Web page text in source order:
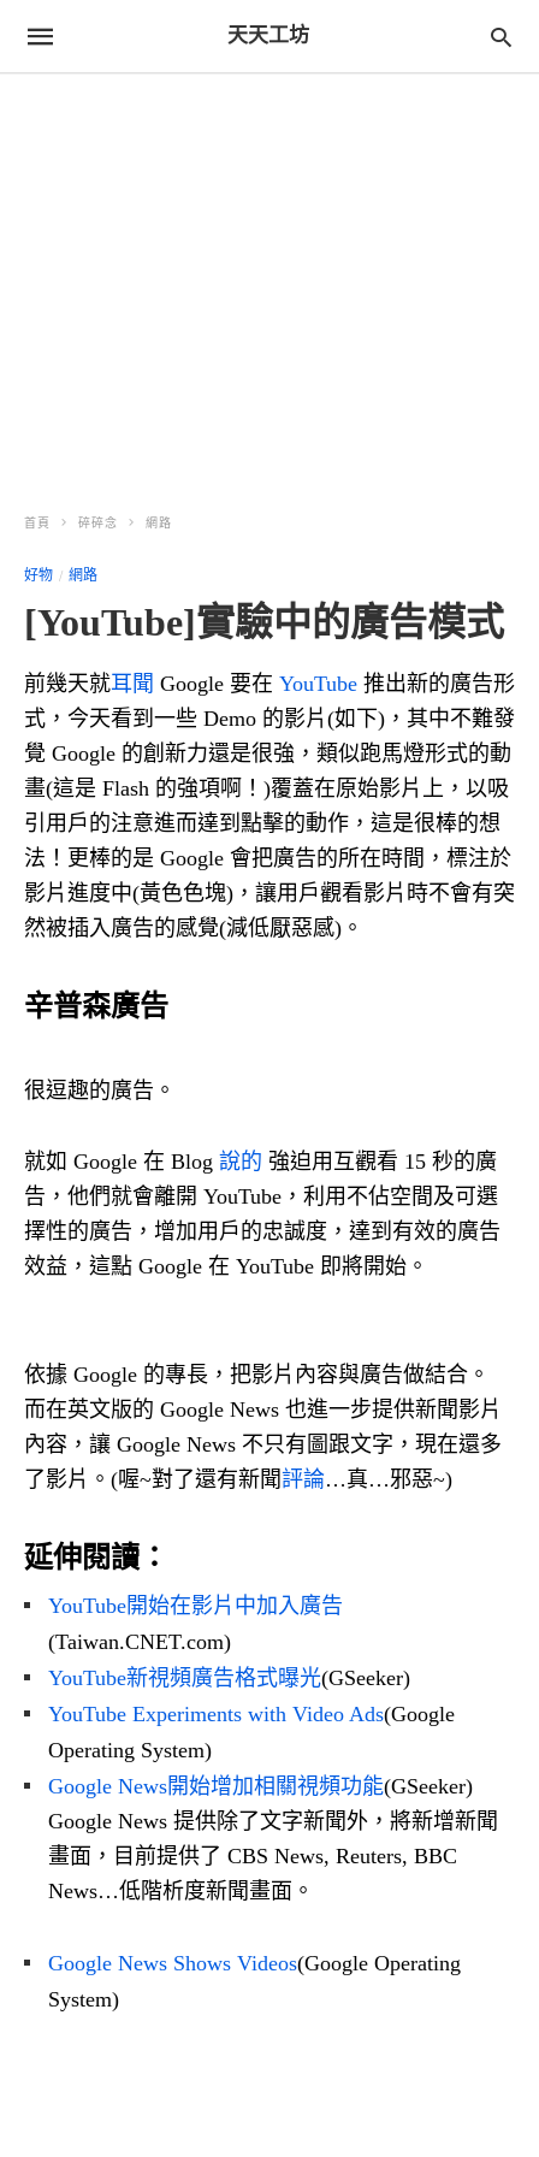
天天工坊
首頁 碎碎念 網路
好物 網路
[YouTube]實驗中的廣告模式
前幾天就耳聞 Google 要在 YouTube 推出新的廣告形
式，今天看到一些 Demo 的影片(如下)，其中不難發
覺 Google 的創新力還是很強，類似跑馬燈形式的動
畫(這是 Flash 的強項啊！)覆蓋在原始影片上，以吸
引用戶的注意進而達到點擊的動作，這是很棒的想
法！更棒的是 Google 會把廣告的所在時間，標注於
影片進度中(黃色色塊)，讓用戶觀看影片時不會有突
然被插入廣告的感覺(減低厭惡感)。
辛普森廣告
很逗趣的廣告。
就如 Google 在 Blog 說的 強迫用互觀看 15 秒的廣
告，他們就會離開 YouTube，利用不佔空間及可選
擇性的廣告，增加用戶的忠誠度，達到有效的廣告
效益，這點 Google 在 YouTube 即將開始。
依據 Google 的專長，把影片內容與廣告做結合。
而在英文版的 Google News 也進一步提供新聞影片
內容，讓 Google News 不只有圖跟文字，現在還多
了影片。(喔~對了還有新聞評論…真…邪惡~)
延伸閱讀：
YouTube開始在影片中加入廣告
(Taiwan.CNET.com)
YouTube新視頻廣告格式曝光(GSeeker)
YouTube Experiments with Video Ads(Google
Operating System)
Google News開始增加相關視頻功能(GSeeker)
Google News 提供除了文字新聞外，將新增新聞
畫面，目前提供了 CBS News, Reuters, BBC
News…低階析度新聞畫面。
Google News Shows Videos(Google Operating
System)